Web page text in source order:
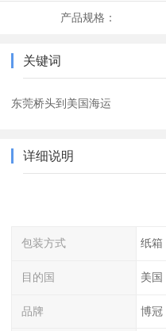
产品规格：
关键词
东莞桥头到美国海运
详细说明
包装方式 纸箱
目的国 美国
品牌 博冠